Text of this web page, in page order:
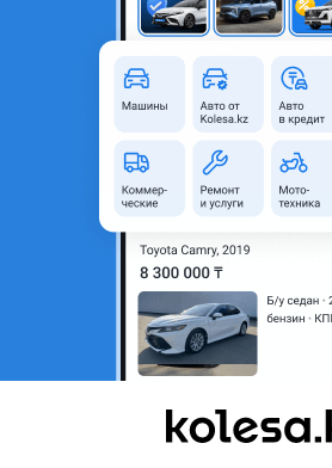
Объявление находится в архиве и
1991
Объем двигателя, л